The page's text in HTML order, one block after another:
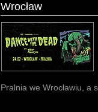
Wrocław
Pralnia we Wrocławiu, a